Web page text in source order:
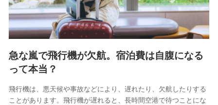
急な嵐で飛行機が欠航。宿泊費は自腹になる
って本当？
飛行機は、悪天候や事故などにより、遅れたり、欠航したりする
ことがあります。飛行機が遅れると、長時間空港で待つことにな